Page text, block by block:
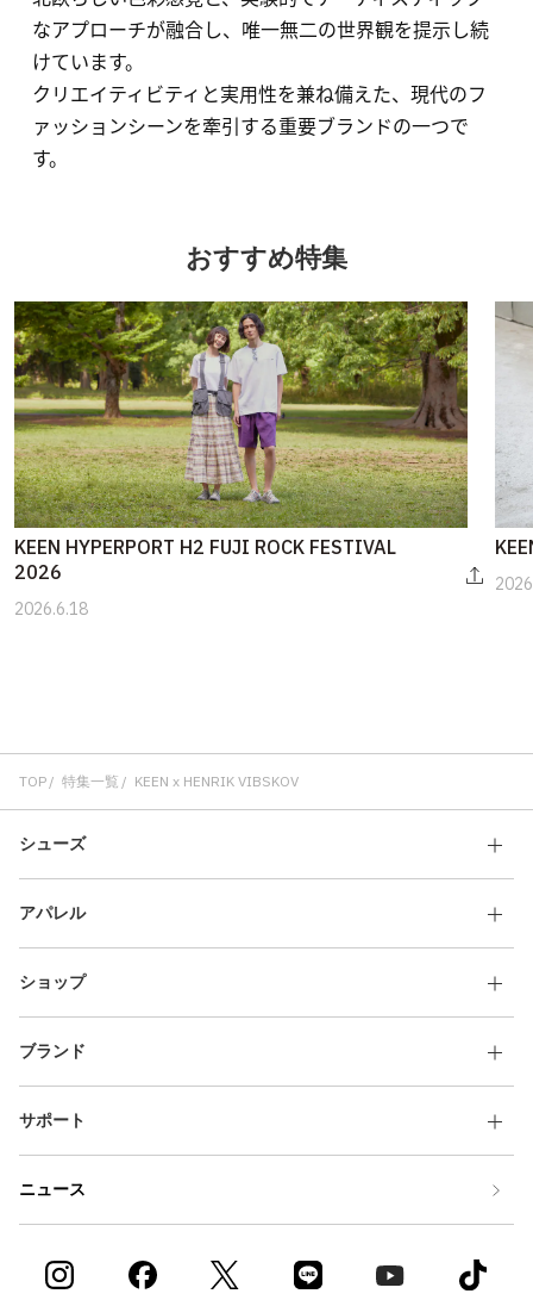
なアプローチが融合し、唯一無二の世界観を提示し続
けています。
クリエイティビティと実用性を兼ね備えた、現代のフ
ァッションシーンを牽引する重要ブランドの一つで
す。
おすすめ特集
KEEN HYPERPORT H2 FUJI ROCK FESTIVAL
2026
2026.6.18
TOP 特集一覧 KEEN x HENRIK VIBSKOV
シューズ
アパレル
ショップ
ブランド
サポート
ニュース